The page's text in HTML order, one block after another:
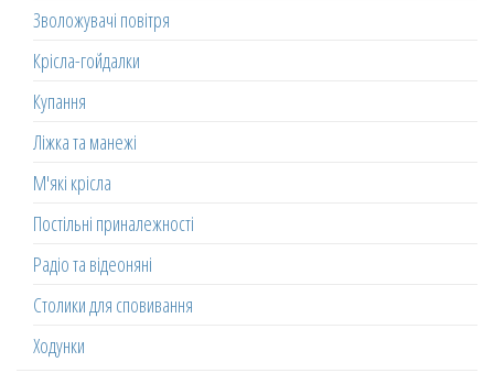
Зволожувачі повітря
Крісла-гойдалки
Купання
Ліжка та манежі
М'які крісла
Постільні приналежності
Радіо та відеоняні
Столики для сповивання
Ходунки